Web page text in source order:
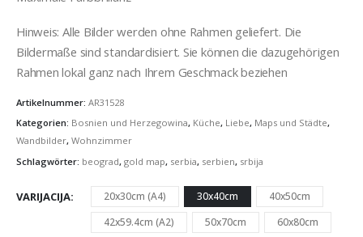
Hinweis: Alle Bilder werden ohne Rahmen geliefert. Die
Bildermaße sind standardisiert. Sie können die dazugehörigen
Rahmen lokal ganz nach Ihrem Geschmack beziehen
Artikelnummer: AR31528
Kategorien: Bosnien und Herzegowina, Küche, Liebe, Maps und Städte,
Wandbilder, Wohnzimmer
Schlagwörter: beograd, gold map, serbia, serbien, srbija
VARIJACIJA 20x30cm (A4) 30x40cm
40x50cm
42x59.4cm (A2)
50x70cm 60x80cm